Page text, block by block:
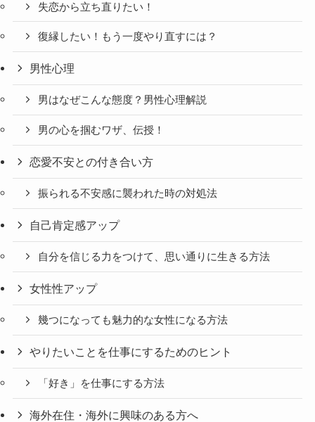
失恋から立ち直りたい！
復縁したい！もう一度やり直すには？
男性心理
男はなぜこんな態度？男性心理解説
男の心を掴むワザ、伝授！
恋愛不安との付き合い方
振られる不安感に襲われた時の対処法
自己肯定感アップ
自分を信じる力をつけて、思い通りに生きる方法
女性性アップ
幾つになっても魅力的な女性になる方法
やりたいことを仕事にするためのヒント
「好き」を仕事にする方法
海外在住・海外に興味のある方へ